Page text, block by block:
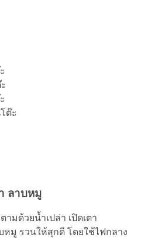
ต๊ะ
ลาบหมู
มด้วยน้ำเปล่า เปิดเตา
มู รวนให้สุกดี โดยใช้ไฟกลาง